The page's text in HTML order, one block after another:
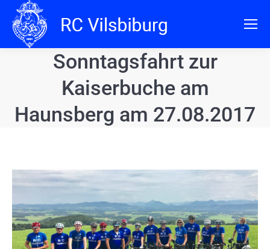
Sonntagsfahrt zur
Kaiserbuche am
Haunsberg am 27.08.2017